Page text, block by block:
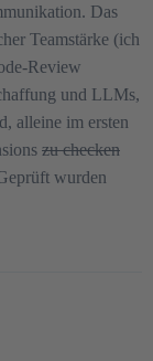
Das
Teamstärke (ich
Review
und LLMs,
alleine im ersten
zu checken
wurden